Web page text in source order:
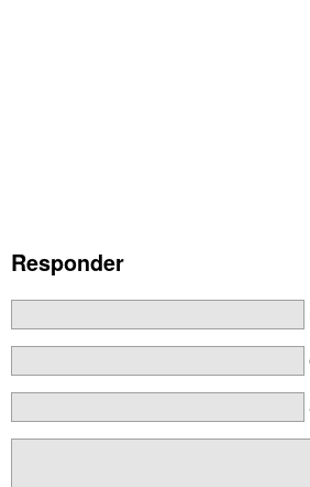
Responder